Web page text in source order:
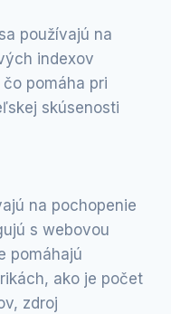
používajú na
indexov
pomáha pri
skúsenosti
na pochopenie
s webovou
pomáhajú
ako je počet
zdroj